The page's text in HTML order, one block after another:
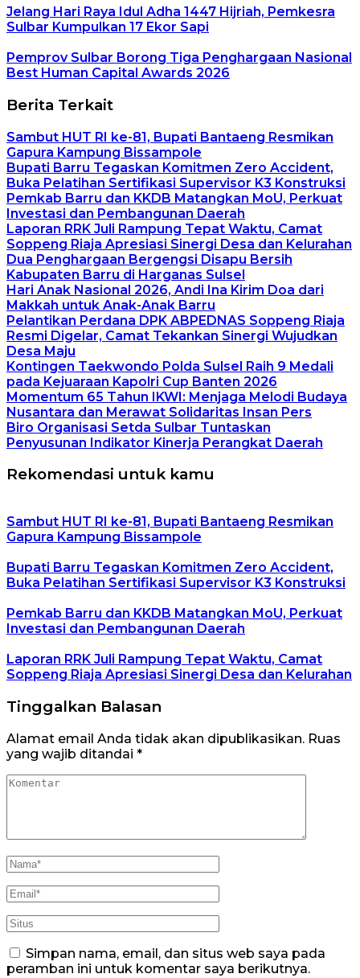
Jelang Hari Raya Idul Adha 1447 Hijriah, Pemkesra
Sulbar Kumpulkan 17 Ekor Sapi
Pemprov Sulbar Borong Tiga Penghargaan Nasional
Best Human Capital Awards 2026
Berita Terkait
Sambut HUT RI ke-81, Bupati Bantaeng Resmikan
Gapura Kampung Bissampole
Bupati Barru Tegaskan Komitmen Zero Accident,
Buka Pelatihan Sertifikasi Supervisor K3 Konstruksi
Pemkab Barru dan KKDB Matangkan MoU, Perkuat
Investasi dan Pembangunan Daerah
Laporan RRK Juli Rampung Tepat Waktu, Camat
Soppeng Riaja Apresiasi Sinergi Desa dan Kelurahan
Dua Penghargaan Bergengsi Disapu Bersih
Kabupaten Barru di Harganas Sulsel
Hari Anak Nasional 2026, Andi Ina Kirim Doa dari
Makkah untuk Anak-Anak Barru
Pelantikan Perdana DPK ABPEDNAS Soppeng Riaja
Resmi Digelar, Camat Tekankan Sinergi Wujudkan
Desa Maju
Kontingen Taekwondo Polda Sulsel Raih 9 Medali
pada Kejuaraan Kapolri Cup Banten 2026
Momentum 65 Tahun IKWI: Menjaga Melodi Budaya
Nusantara dan Merawat Solidaritas Insan Pers
Biro Organisasi Setda Sulbar Tuntaskan
Penyusunan Indikator Kinerja Perangkat Daerah
Rekomendasi untuk kamu
Sambut HUT RI ke-81, Bupati Bantaeng Resmikan
Gapura Kampung Bissampole
Bupati Barru Tegaskan Komitmen Zero Accident,
Buka Pelatihan Sertifikasi Supervisor K3 Konstruksi
Pemkab Barru dan KKDB Matangkan MoU, Perkuat
Investasi dan Pembangunan Daerah
Laporan RRK Juli Rampung Tepat Waktu, Camat
Soppeng Riaja Apresiasi Sinergi Desa dan Kelurahan
Tinggalkan Balasan
Alamat email Anda tidak akan dipublikasikan. Ruas
yang wajib ditandai *
Simpan nama, email, dan situs web saya pada
peramban ini untuk komentar saya berikutnya.